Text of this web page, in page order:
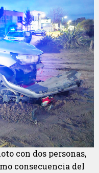
con dos personas,
consecuencia del